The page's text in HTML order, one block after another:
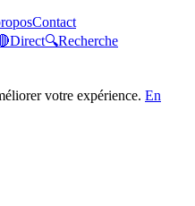
Contact
Direct🔍Recherche
votre expérience. En